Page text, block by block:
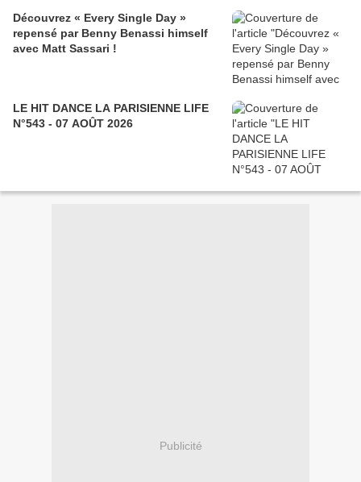
Découvrez « Every Single Day »
repensé par Benny Benassi himself
avec Matt Sassari !
LE HIT DANCE LA PARISIENNE LIFE
N°543 - 07 AOÛT 2026
Publicité